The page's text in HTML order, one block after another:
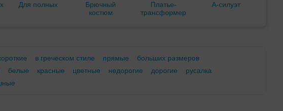
Для полных
Брючный
костюм
Платье-
трансформер
А-силуэт
в греческом стиле прямые
больших размеров
белые красные цветные недорогие дорогие
русалка